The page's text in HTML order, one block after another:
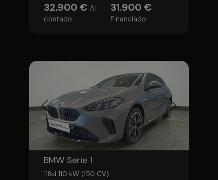
32.900 € Al
contado
31.900 €
Financiado
BMW Serie 1
118d 110 kW (150 CV)